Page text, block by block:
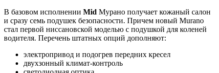
В базовом исполнении Mid Мурано получает кожаный салон
и сразу семь подушек безопасности. Причем новый Murano
стал первой ниссановской моделью с подушкой для коленей
водителя. Перечень штатных опций дополняют:
электропривод и подогрев передних кресел
двухзонный климат-контроль